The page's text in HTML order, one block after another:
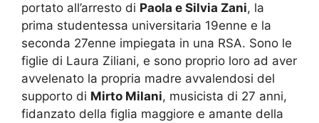
portato all’arresto di Paola e Silvia Zani, la
prima studentessa universitaria 19enne e la
seconda 27enne impiegata in una RSA. Sono le
figlie di Laura Ziliani, e sono proprio loro ad aver
avvelenato la propria madre avvalendosi del
supporto di Mirto Milani, musicista di 27 anni,
fidanzato della figlia maggiore e amante della